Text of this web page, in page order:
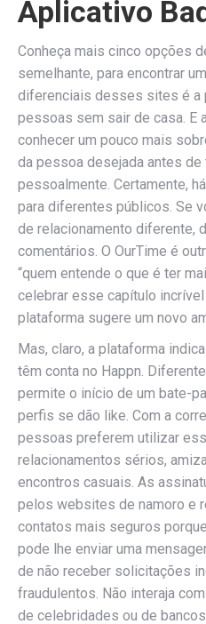
Aplicativo
Conheça mais cinco opções
semelhante, para encontrar
diferenciais desses sites é a
pessoas sem sair de casa. E
conhecer um pouco mais
da pessoa desejada antes de
pessoalmente. Certamente,
para diferentes públicos. Se
de relacionamento diferente,
comentários. O OurTime é
“quem entende o que é ter
celebrar esse capítulo
plataforma sugere um novo
Mas, claro, a plataforma
têm conta no Happn.
permite o início de um bate-
perfis se dão like. Com a
pessoas preferem utilizar
relacionamentos sérios,
encontros casuais. As
pelos websites de namoro e
contatos mais seguros
pode lhe enviar uma
de não receber solicitações
fraudulentos. Não interaja
de celebridades ou de